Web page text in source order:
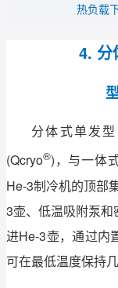
热负载
4. 分
分体式单发
(Qcryo®)，与一体
He-3制冷机的顶部
3壶、低温吸附泵
进He-3壶，通过内
可在最低温度保持